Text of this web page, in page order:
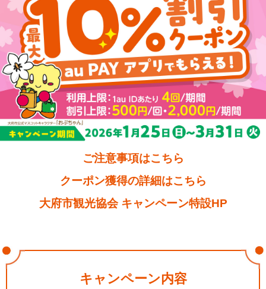
ご注意事項はこちら
クーポン獲得の詳細はこちら
大府市観光協会 キャンペーン特設HP
キャンペーン内容